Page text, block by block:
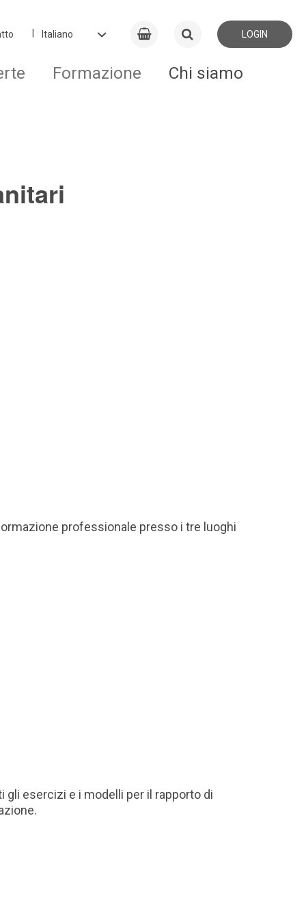
LOGIN
Formazione Chi siamo
professionale presso i tre luoghi
gli esercizi e i modelli per il rapporto di